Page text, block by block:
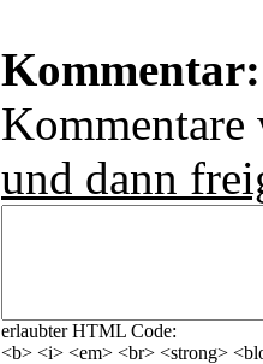
Kommentar:
und dann
erlaubter HTML Code:
<b> <i> <em> <br> <strong>